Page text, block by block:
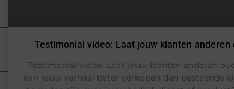
Testimonial video: Laat jouw klanten anderen
Testimonial video: Laat jouw klanten anderen
kan jouw verhaal beter verkopen dan bestaande